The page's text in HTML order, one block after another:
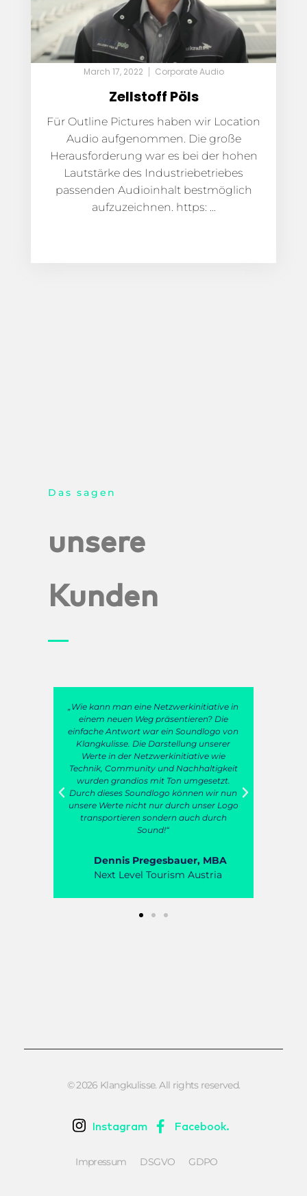
March 17, 2022 Corporate Audio
Zellstoff Pöls
Für Outline Pictures haben wir Location
Audio aufgenommen. Die große
Herausforderung war es bei der hohen
Lautstärke des Industriebetriebes
passenden Audioinhalt bestmöglich
aufzuzeichnen. https: ...
Das sagen
unsere
Kunden
in
Soundlogo von
Nachhaltigkeit
können wir nun
unser Logo
"Die Zusammenarbeit mit der
Klangkulisse hätte nicht besser sein
können: schnell, flexibel, zuverlässig und
einfach professionell. Das Angebot kam
am gleichen Tag unseres Anrufes und ein
paar Tage später bekamen wir unseren
Wünschen entsprechend
Musikvorschläge. Ich kann der
Klangkulisse zu ihrer Professionalität nur
gratulieren!"
Marketing/Kommunikation MOL
Austria
© 2026 Klangkulisse. All rights reserved.
Instagram Facebook.
Impressum DSGVO GDPO